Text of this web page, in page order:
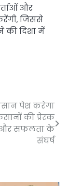
और
जिससे
की दिशा में
पेश करेगा
की प्रेरक
और सफलता के
संघर्ष